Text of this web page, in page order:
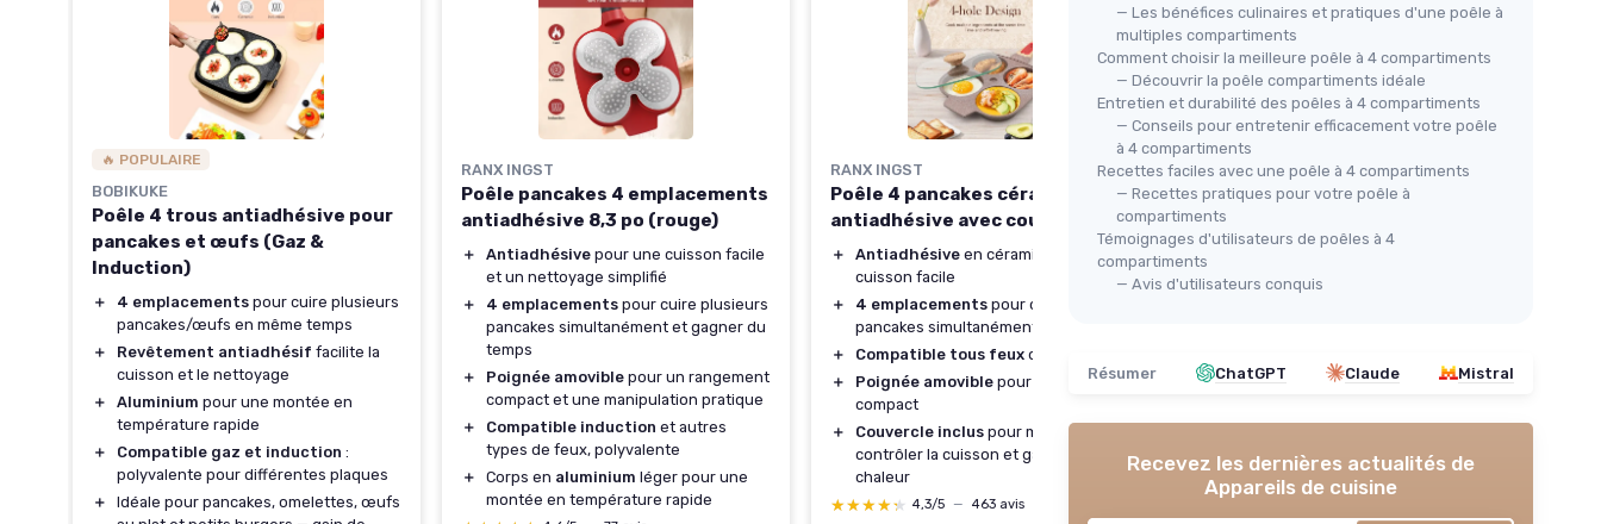
🔥 POPULAIRE
BOBIKUKE
Poêle 4 trous antiadhésive pour
pancakes et œufs (Gaz &
Induction)
＋ 4 emplacements pour cuire plusieurs
pancakes/œufs en même temps
＋
Revêtement antiadhésif facilite la
cuisson et le nettoyage
＋
Aluminium pour une montée en
température rapide
＋
Compatible gaz et induction :
polyvalente pour différentes plaques
＋
Idéale pour pancakes, omelettes, œufs
RANX INGST
Poêle pancakes 4 emplacements
antiadhésive 8,3 po (rouge)
＋ Antiadhésive pour une cuisson facile
et un nettoyage simplifié
＋
4 emplacements pour cuire plusieurs
pancakes simultanément et gagner du
temps
＋
Poignée amovible pour un rangement
compact et une manipulation pratique
＋
Compatible induction et autres
types de feux, polyvalente
＋
Corps en aluminium léger pour une
montée en température rapide
RANX INGST
Poêle 4 pancakes céramique
antiadhésive avec couvercle
＋ Antiadhésive en céramique pour une
cuisson facile
＋
4 emplacements pour cuire plusieurs
pancakes simultanément
＋
Compatible tous feux dont induction
＋
Poignée amovible pour un rangement
compact
＋
Couvercle inclus pour mieux
contrôler la cuisson et garder la
chaleur
★★★★★
★★★★★ 4,3/5 — 463 avis
Poêle 4 compartiments Légende
(manche amovible)
＋ Polyvalente
four
＋
PFAS
＋ Gain de place: manche amovible pour
céramique facilitant le nettoyage
★★★★★
★★★★★ 4,7/5 — 18 avis
— Les bénéfices culinaires et pratiques d'une poêle à
multiples compartiments
Comment choisir la meilleure poêle à 4 compartiments
— Découvrir la poêle compartiments idéale
Entretien et durabilité des poêles à 4 compartiments
— Conseils pour entretenir efficacement votre poêle
à 4 compartiments
Recettes faciles avec une poêle à 4 compartiments
— Recettes pratiques pour votre poêle à
compartiments
Témoignages d'utilisateurs de poêles à 4
compartiments
— Avis d'utilisateurs conquis
Résumer ChatGPT Claude Mistral
Recevez les dernières actualités de
Appareils de cuisine